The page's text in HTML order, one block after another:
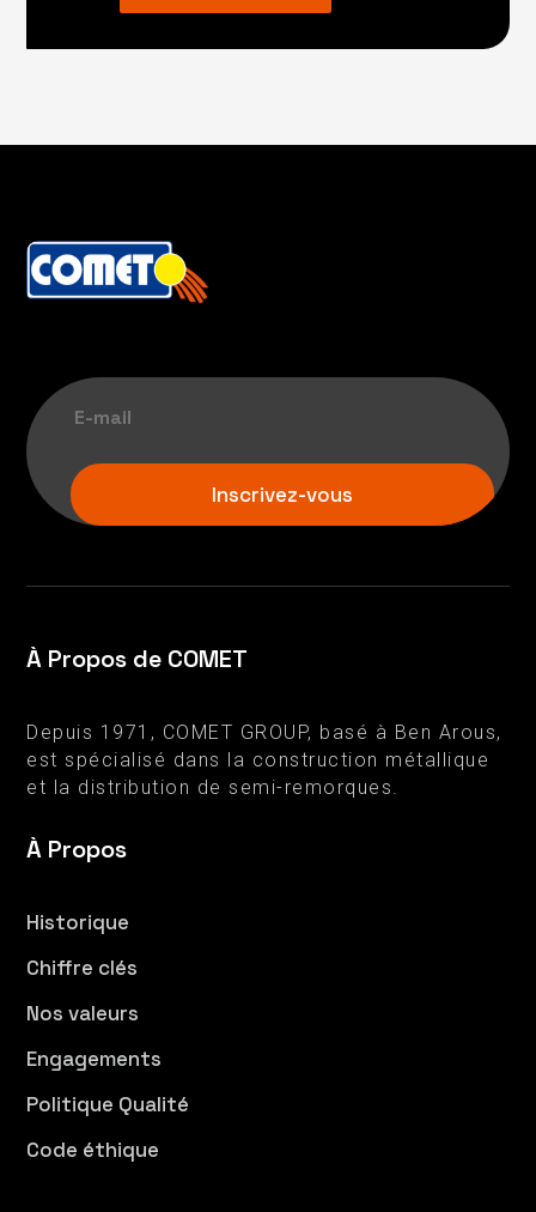
Inscrivez-vous
À Propos de COMET
Depuis 1971, COMET GROUP, basé à Ben Arous,
est spécialisé dans la construction métallique
et la distribution de semi-remorques.
À Propos
Historique
Chiffre clés
Nos valeurs
Engagements
Politique Qualité
Code éthique